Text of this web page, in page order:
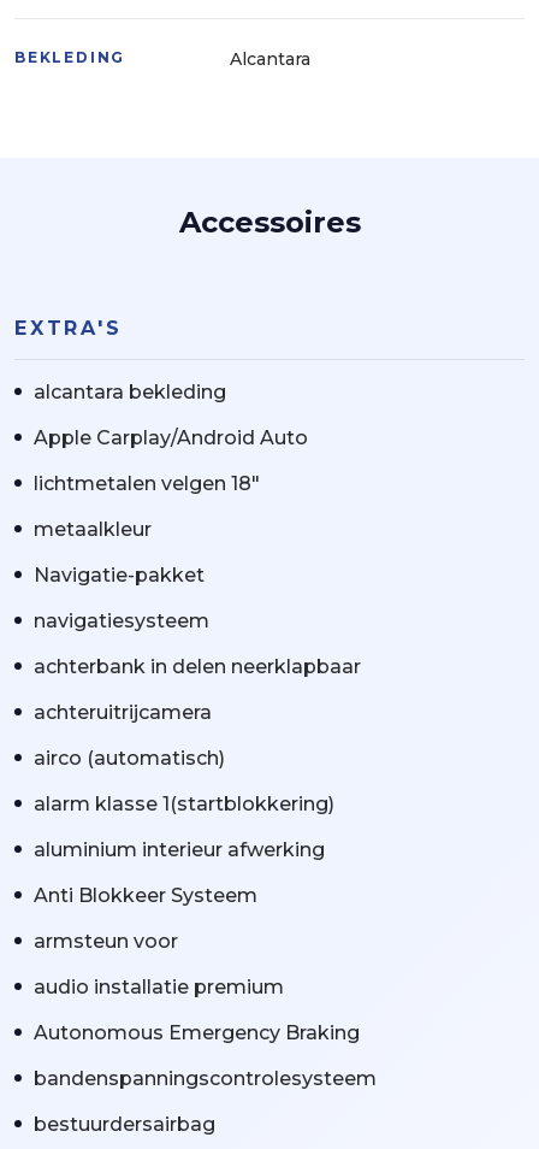
BEKLEDING Alcantara
Accessoires
EXTRA'S
alcantara bekleding
Apple Carplay/Android Auto
lichtmetalen velgen 18"
metaalkleur
Navigatie-pakket
navigatiesysteem
achterbank in delen neerklapbaar
achteruitrijcamera
airco (automatisch)
alarm klasse 1(startblokkering)
aluminium interieur afwerking
Anti Blokkeer Systeem
armsteun voor
audio installatie premium
Autonomous Emergency Braking
bandenspanningscontrolesysteem
bestuurdersairbag